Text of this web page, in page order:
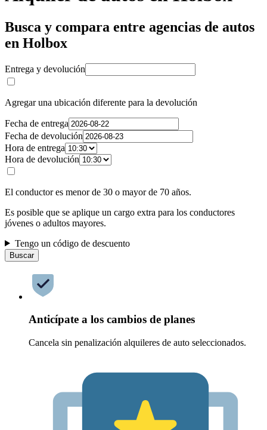
Busca y compara entre agencias de autos
en Holbox
Entrega y devolución
Agregar una ubicación diferente para la devolución
Fecha de entrega
Fecha de devolución
Hora de entrega
Hora de devolución
El conductor es menor de 30 o mayor de 70 años.
Es posible que se aplique un cargo extra para los conductores
jóvenes o adultos mayores.
Tengo un código de descuento
Buscar
Anticípate a los cambios de planes
Cancela sin penalización alquileres de auto seleccionados.